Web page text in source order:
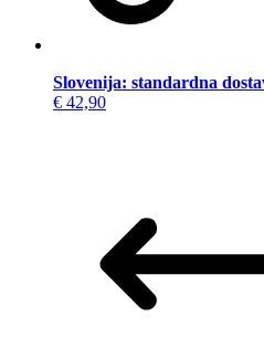
Slovenija: standardna
€ 42,90